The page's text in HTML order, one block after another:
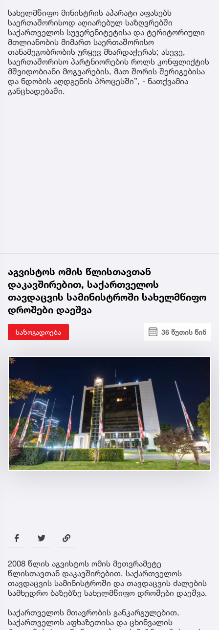
სახელმწიფო მინისტრის აპარატი აფასებს
საერთაშორისოდ აღიარებულ საზღვრებში
საქართველოს სუვერენიტეტისა და ტერიტორიული
მთლიანობის მიმართ საერთაშორისო
თანამეგობრობის ურყევ მხარდაჭერას; ასევე,
საერთაშორისო პარტნიორების როლს კონფლიქტის
მშვიდობიანი მოგვარების, მათ შორის შერიგებისა
და ნდობის აღდგენის პროცესში”, - ნათქვამია
განცხადებაში.
აგვისტოს ომის წლისთავთან
დაკავშირებით, საქართველოს
თავდაცვის სამინისტროში სახელმწიფო
დროშები დაეშვა
საზოგადოება 36 წუთის წინ
2008 წლის აგვისტოს ომის მეთვრამეტე
წლისთავთან დაკავშირებით, საქართველოს
თავდაცვის სამინისტროში და თავდაცვის ძალების
სამხედრო ბაზებზე სახელმწიფო დროშები დაეშვა.
საქართველოს მთავრობის განკარგულებით,
საქართველოს აფხაზეთისა და ცხინვალის